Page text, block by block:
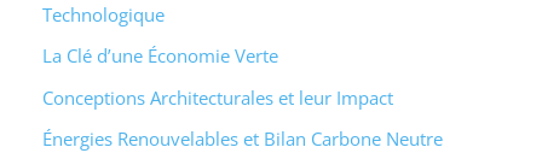
Technologique
La Clé d’une Économie Verte
Conceptions Architecturales et leur Impact
Énergies Renouvelables et Bilan Carbone Neutre